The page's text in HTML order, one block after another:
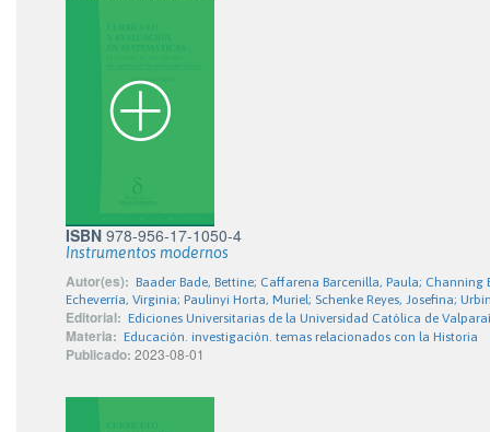
ISBN 978-956-17-1050-4
Instrumentos modernos
Autor(es): Baader Bade, Bettine; Caffarena Barcenilla, Paula;
Echeverría, Virginia; Paulinyi Horta, Muriel; Schenke Reyes, Josefina;
Editorial: Ediciones Universitarias de la Universidad Católica de
Materia: Educación. investigación. temas relacionados con la Historia
Publicado: 2023-08-01